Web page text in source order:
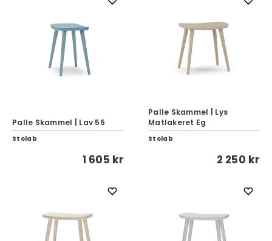
Palle Skammel | Lav 55
Stolab
1 605 kr
Palle Skammel | Lys
Matlakeret Eg
Stolab
2 250 kr